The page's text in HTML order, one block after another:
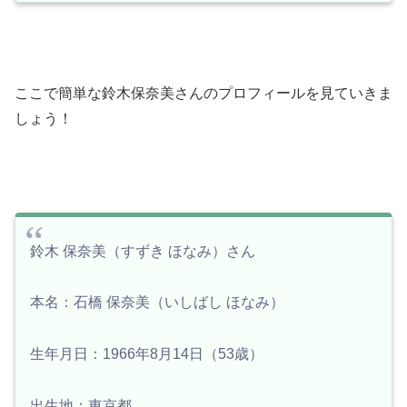
ここで簡単な鈴木保奈美さんのプロフィールを見ていきま
しょう！
鈴木 保奈美（すずき ほなみ）さん
本名：石橋 保奈美（いしばし ほなみ）
生年月日：1966年8月14日（53歳）